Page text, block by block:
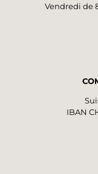
Vendredi de
IBAN